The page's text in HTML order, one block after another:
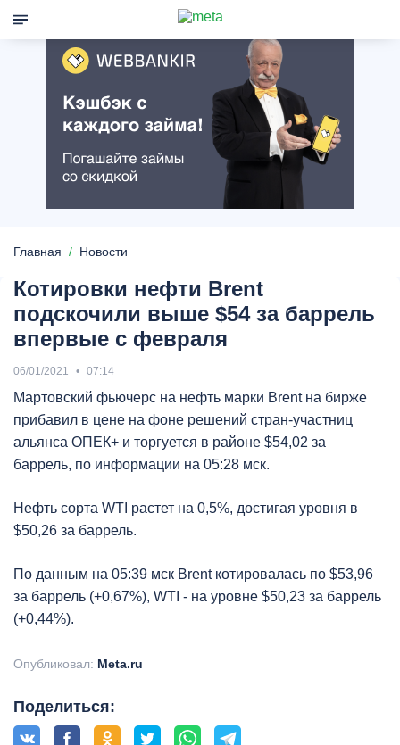
Главная Новости
Котировки нефти Brent
подскочили выше $54 за баррель
впервые c февраля
06/01/2021 07:14
Мартовский фьючерс на нефть марки Brent на бирже
прибавил в цене на фоне решений стран-участниц
альянса ОПЕК+ и торгуется в районе $54,02 за
баррель, по информации на 05:28 мск.
Нефть сорта WTI растет на 0,5%, достигая уровня в
$50,26 за баррель.
По данным на 05:39 мск Brent котировалась по $53,96
за баррель (+0,67%), WTI - на уровне $50,23 за баррель
(+0,44%).
Опубликовал: Meta.ru
Поделиться: